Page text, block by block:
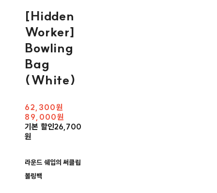
[Hidden
Worker]
Bowling
Bag
(White)
62,300원
89,000원
기본 할인26,700
원
라운드 쉐입의 써클립
볼링백